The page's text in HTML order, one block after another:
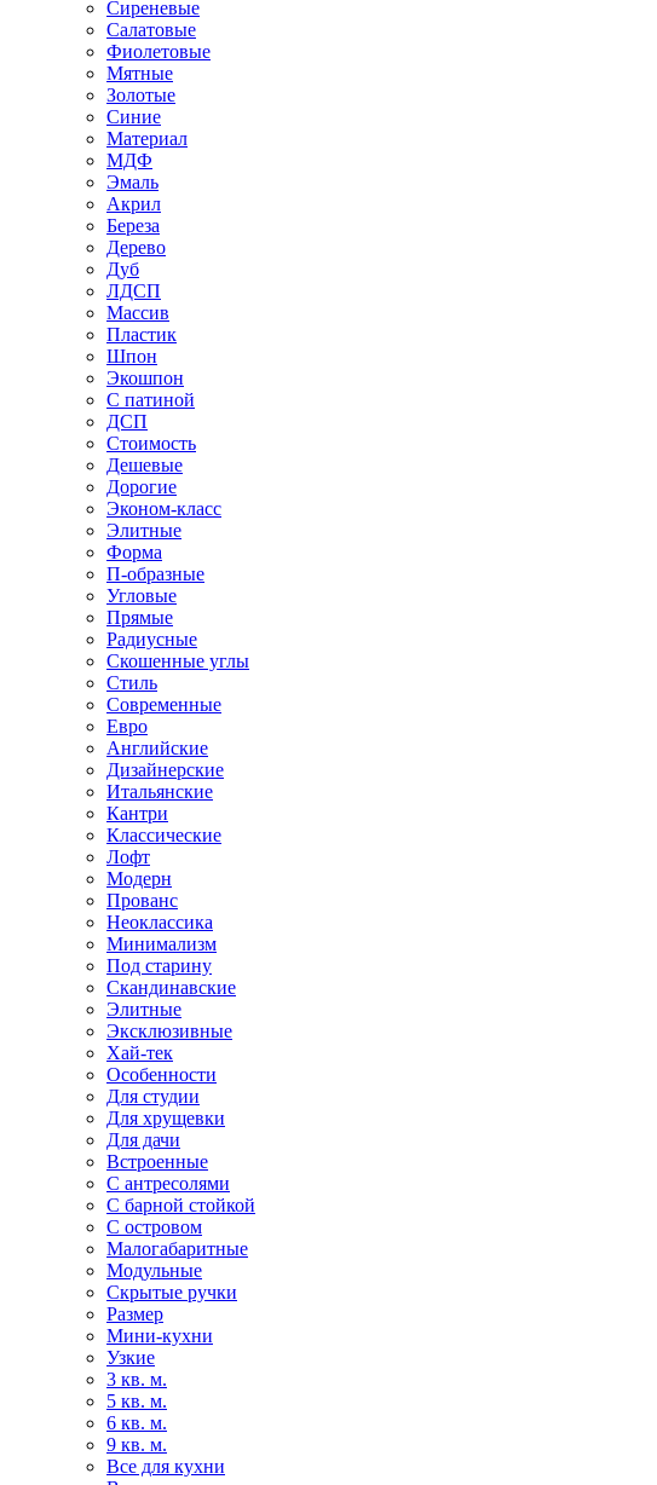
Сиреневые
Салатовые
Фиолетовые
Мятные
Золотые
Синие
Материал
МДФ
Эмаль
Акрил
Береза
Дерево
Дуб
ЛДСП
Массив
Пластик
Шпон
Экошпон
С патиной
ДСП
Стоимость
Дешевые
Дорогие
Эконом-класс
Элитные
Форма
П-образные
Угловые
Прямые
Радиусные
Скошенные углы
Стиль
Современные
Евро
Английские
Дизайнерские
Итальянские
Кантри
Классические
Лофт
Модерн
Прованс
Неоклассика
Минимализм
Под старину
Скандинавские
Элитные
Эксклюзивные
Хай-тек
Особенности
Для студии
Для хрущевки
Для дачи
Встроенные
С антресолями
С барной стойкой
С островом
Малогабаритные
Модульные
Скрытые ручки
Размер
Мини-кухни
Узкие
3 кв. м.
5 кв. м.
6 кв. м.
9 кв. м.
Все для кухни